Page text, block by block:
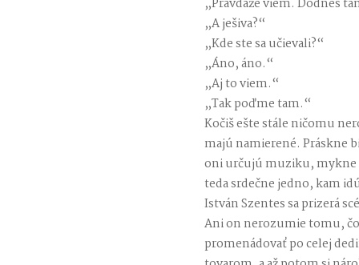
„A ješiva?“
„Kde ste sa učievali?“
„Áno, áno.“
„Aj to viem.“
„Tak poďme tam.“
Kočiš ešte stále ničomu
majú namierené. Práskne
oni určujú muziku, mykne
teda srdečne jedno, kam
István Szentes sa prizerá
Ani on nerozumie tomu,
promenádovať po celej